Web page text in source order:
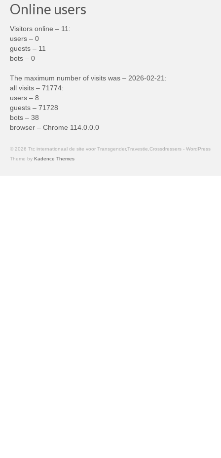
Online users
Visitors online – 11:
users – 0
guests – 11
bots – 0
The maximum number of visits was – 2026-02-21:
all visits – 71774:
users – 8
guests – 71728
bots – 38
browser – Chrome 114.0.0.0
© 2026 Ttc internationaal de site voor Transgender,Travestie,Crossdressers - WordPress
Theme by Kadence Themes